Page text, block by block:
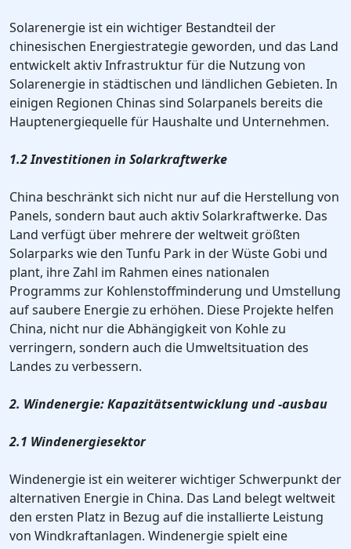
Solarenergie ist ein wichtiger Bestandteil der
chinesischen Energiestrategie geworden, und das Land
entwickelt aktiv Infrastruktur für die Nutzung von
Solarenergie in städtischen und ländlichen Gebieten. In
einigen Regionen Chinas sind Solarpanels bereits die
Hauptenergiequelle für Haushalte und Unternehmen.
1.2 Investitionen in Solarkraftwerke
China beschränkt sich nicht nur auf die Herstellung von
Panels, sondern baut auch aktiv Solarkraftwerke. Das
Land verfügt über mehrere der weltweit größten
Solarparks wie den Tunfu Park in der Wüste Gobi und
plant, ihre Zahl im Rahmen eines nationalen
Programms zur Kohlenstoffminderung und Umstellung
auf saubere Energie zu erhöhen. Diese Projekte helfen
China, nicht nur die Abhängigkeit von Kohle zu
verringern, sondern auch die Umweltsituation des
Landes zu verbessern.
2. Windenergie: Kapazitätsentwicklung und -ausbau
2.1 Windenergiesektor
Windenergie ist ein weiterer wichtiger Schwerpunkt der
alternativen Energie in China. Das Land belegt weltweit
den ersten Platz in Bezug auf die installierte Leistung
von Windkraftanlagen. Windenergie spielt eine